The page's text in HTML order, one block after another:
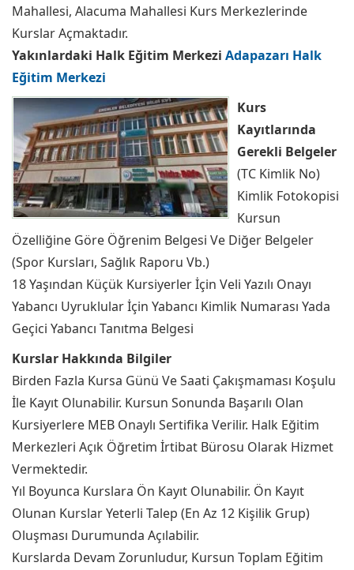
Mahallesi, Alacuma Mahallesi Kurs Merkezlerinde
Kurslar Açmaktadır.
Yakınlardaki Halk Eğitim Merkezi Adapazarı Halk
Eğitim Merkezi
Kurs
Kayıtlarında
Gerekli Belgeler
(TC Kimlik No)
Kimlik Fotokopisi
Kursun
Özelliğine Göre Öğrenim Belgesi Ve Diğer Belgeler
(Spor Kursları, Sağlık Raporu Vb.)
18 Yaşından Küçük Kursiyerler İçin Veli Yazılı Onayı
Yabancı Uyruklular İçin Yabancı Kimlik Numarası Yada
Geçici Yabancı Tanıtma Belgesi
Kurslar Hakkında Bilgiler
Birden Fazla Kursa Günü Ve Saati Çakışmaması Koşulu
İle Kayıt Olunabilir. Kursun Sonunda Başarılı Olan
Kursiyerlere MEB Onaylı Sertifika Verilir. Halk Eğitim
Merkezleri Açık Öğretim İrtibat Bürosu Olarak Hizmet
Vermektedir.
Yıl Boyunca Kurslara Ön Kayıt Olunabilir. Ön Kayıt
Olunan Kurslar Yeterli Talep (En Az 12 Kişilik Grup)
Oluşması Durumunda Açılabilir.
Kurslarda Devam Zorunludur, Kursun Toplam Eğitim